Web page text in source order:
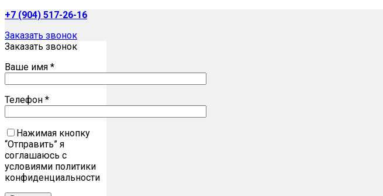
+7 (904) 517-26-16
Заказать звонок
Заказать звонок
Ваше имя *
Телефон *
Нажимая кнопку
“Отправить” я
соглашаюсь с
условиями политики
конфиденциальности